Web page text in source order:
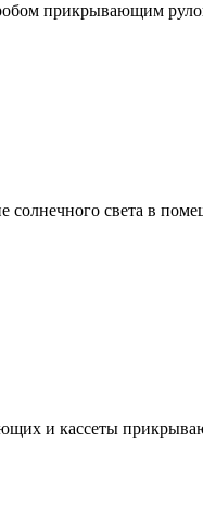
прикрывающим
солнечного света в
и кассеты